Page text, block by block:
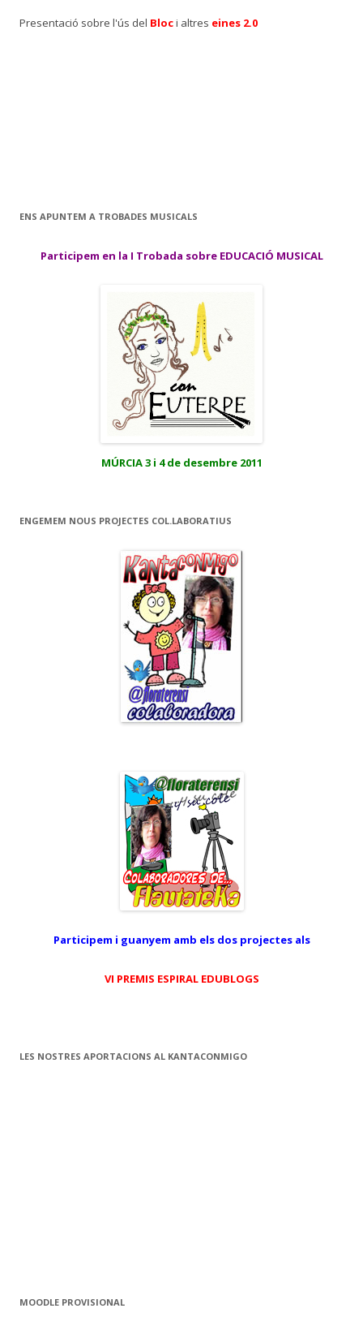
Presentació sobre l'ús del Bloci altres eines 2.0
ENS APUNTEM A TROBADES MUSICALS
Participem en la I Trobada sobre EDUCACIÓ MUSICAL
MÚRCIA 3 i 4 de desembre 2011
ENGEMEM NOUS PROJECTES COL.LABORATIUS
Participem i guanyem amb els dos projectes als
VI PREMIS ESPIRAL EDUBLOGS
LES NOSTRES APORTACIONS AL KANTACONMIGO
MOODLE PROVISIONAL